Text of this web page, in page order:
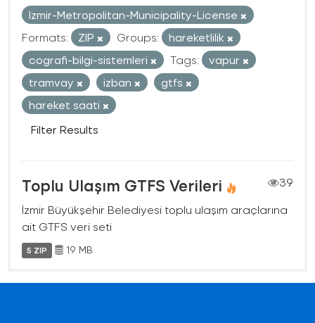
Izmir-Metropolitan-Municipality-License
Formats:
ZIP Groups:
hareketlilik
cografi-bilgi-sistemleri
Tags:
vapur
tramvay
izban
gtfs
hareket saati
Filter Results
Toplu Ulaşım GTFS Verileri
39
İzmir Büyükşehir Belediyesi toplu ulaşım araçlarına
ait GTFS veri seti
5 ZIP 19 MB